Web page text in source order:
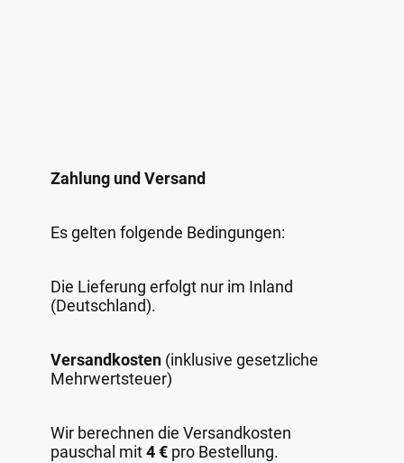
Zahlung und Versand
Es gelten folgende Bedingungen:
Die Lieferung erfolgt nur im Inland
(Deutschland).
Versandkosten (inklusive gesetzliche
Mehrwertsteuer)
Wir berechnen die Versandkosten
pauschal mit4 € pro Bestellung.